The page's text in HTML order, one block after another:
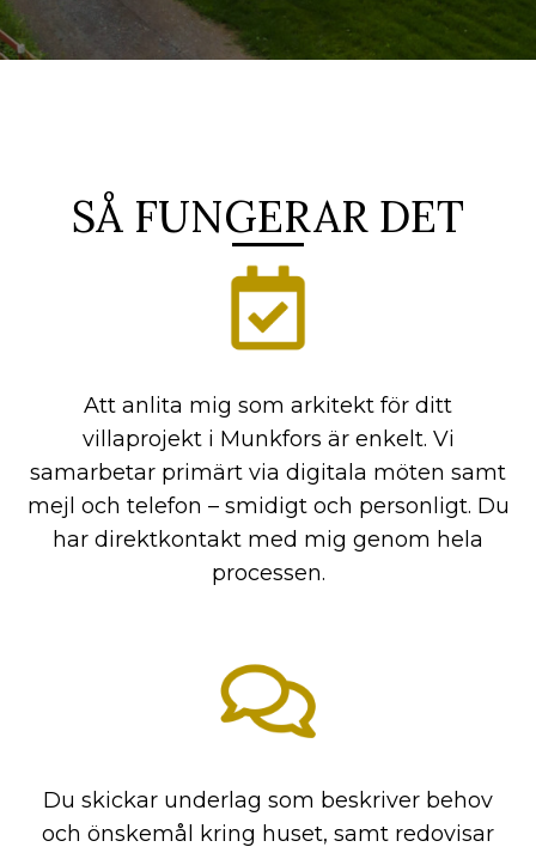
SÅ FUNGERAR DET
Att anlita mig som arkitekt för ditt
villaprojekt i Munkfors är enkelt. Vi
samarbetar primärt via digitala möten samt
mejl och telefon – smidigt och personligt. Du
har direktkontakt med mig genom hela
processen.
Du skickar underlag som beskriver behov
och önskemål kring huset, samt redovisar